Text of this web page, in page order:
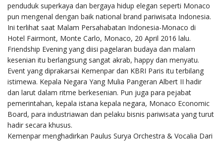
penduduk superkaya dan bergaya hidup elegan seperti Monaco
pun mengenal dengan baik national brand pariwisata Indonesia.
Ini terlihat saat Malam Persahabatan Indonesia-Monaco di
Hotel Fairmont, Monte Carlo, Monaco, 20 April 2016 lalu.
Friendship Evening yang diisi pagelaran budaya dan malam
kesenian itu berlangsung sangat akrab, happy dan menyatu.
Event yang diprakarsai Kemenpar dan KBRI Paris itu terbilang
istimewa. Kepala Negara Yang Mulia Pangeran Albert II hadir
dan larut dalam ritme berkesenian. Pun juga para pejabat
pemerintahan, kepala istana kepala negara, Monaco Economic
Board, para industriawan dan pelaku bisnis pariwisata yang turut
hadir secara khusus.
Kemenpar menghadirkan Paulus Surya Orchestra & Vocalia Dari